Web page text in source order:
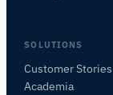
SOLUTIONS
Customer Stories
Academia